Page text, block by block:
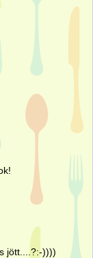
jött....?:-))))